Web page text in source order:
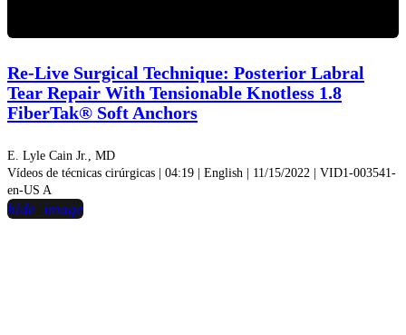
vídeo
Re-Live Surgical Technique: Posterior Labral
Tear Repair With Tensionable Knotless 1.8
FiberTak® Soft Anchors
E. Lyle Cain Jr., MD
Vídeos de técnicas cirúrgicas | 04:19 | English | 11/15/2022 | VID1-003541-
en-US A
hide_image